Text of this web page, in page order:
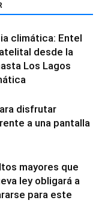
climática: Entel
desde la
Los Lagos
disfrutar
a una pantalla
mayores que
ley obligará a
para este